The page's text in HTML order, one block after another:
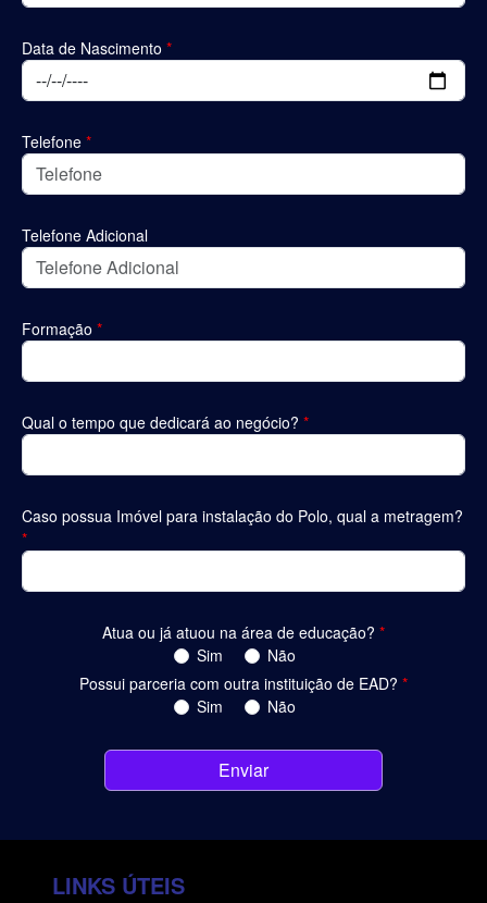
Data de Nascimento *
Telefone *
Telefone Adicional
Formação *
Qual o tempo que dedicará ao negócio? *
Caso possua Imóvel para instalação do Polo, qual a metragem?
*
Atua ou já atuou na área de educação? *
Sim
Não
Possui parceria com outra instituição de EAD? *
Sim
Não
Enviar
LINKS ÚTEIS